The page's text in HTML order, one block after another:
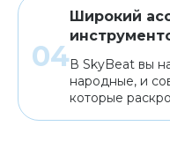
Широкий
В SkyBeat вы
народные, и
которые